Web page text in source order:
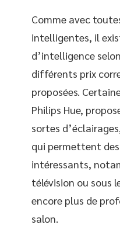
Comme avec
intelligentes, il
d’intelligence
différents prix
proposées.
Philips Hue,
sortes
qui permettent
intéressants,
télévision ou sous
encore plus de
salon.